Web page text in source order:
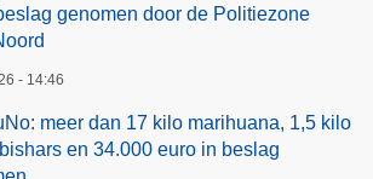
genomen door de Politiezone
- 14:46
meer dan 17 kilo marihuana, 1,5 kilo
en 34.000 euro in beslag